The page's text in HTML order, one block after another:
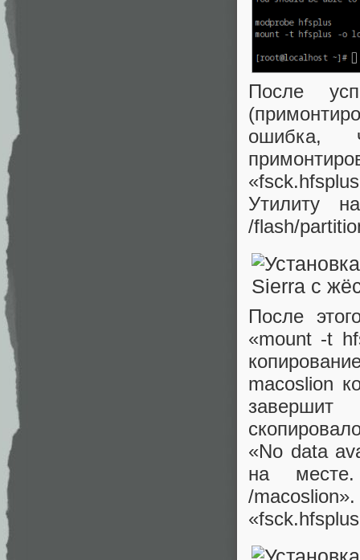
После
ошибка,
Утилиту
/flash/
После
«mount -t
macoslion
«No data
на месте.
/